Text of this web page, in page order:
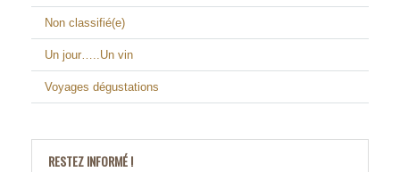
Non classifié(e)
Un jour…..Un vin
Voyages dégustations
RESTEZ INFORMÉ !